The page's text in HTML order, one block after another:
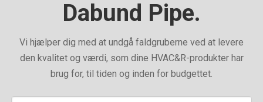
Dabund Pipe.
Vi hjælper dig med at undgå faldgruberne ved at levere
den kvalitet og værdi, som dine HVAC&R-produkter har
brug for, til tiden og inden for budgettet.